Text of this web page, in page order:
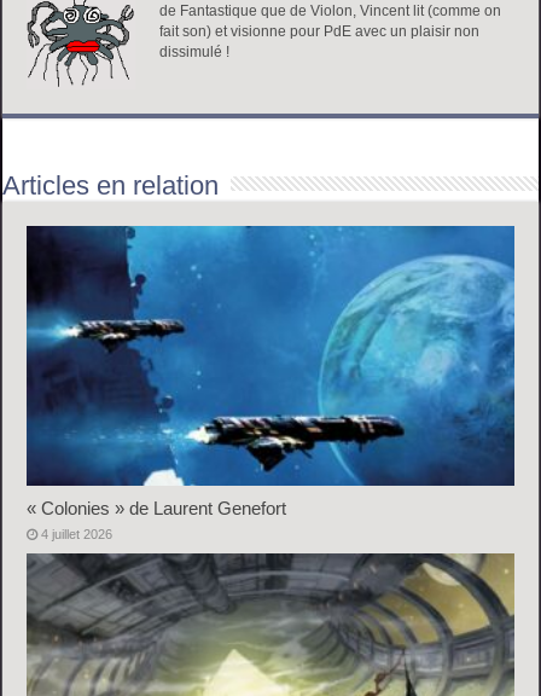
de Fantastique que de Violon, Vincent lit (comme on
fait son) et visionne pour PdE avec un plaisir non
dissimulé !
Articles en relation
« Colonies » de Laurent Genefort
4 juillet 2026